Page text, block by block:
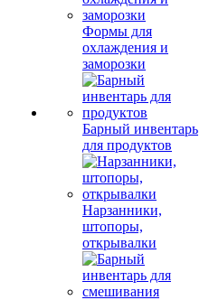
Формы для
охлаждения и
заморозки
Барный инвентарь
для продуктов
Нарзанники,
штопоры,
открывалки